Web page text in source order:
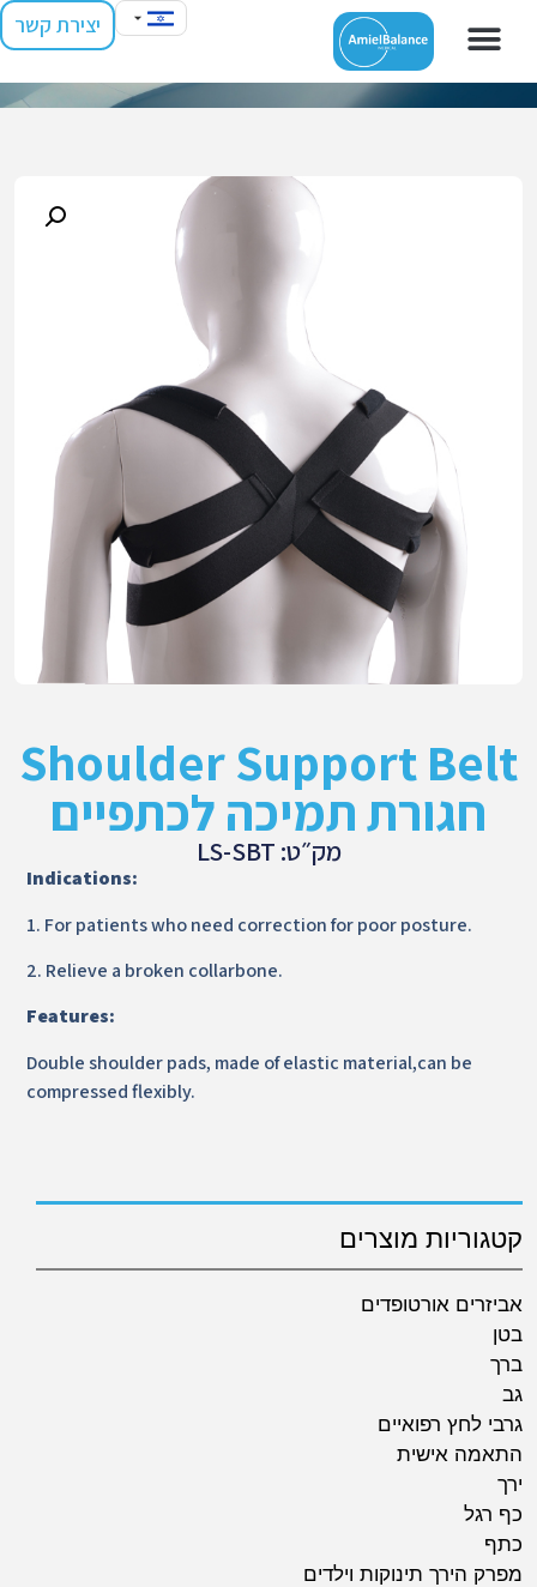
יצירת קשר
קטגוריות מוצרים
אביזרים אורטופדים
בטן
ברך
גב
גרבי לחץ רפואיים
התאמה אישית
ירך
כף רגל
כתף
מפרק הירך תינוקות וילדים
Shoulder Support Belt
חגורת תמיכה לכתפיים
מק״ט: LS-SBT
Indications:
1. For patients who need correction for poor posture.
2. Relieve a broken collarbone.
Features:
Double shoulder pads, made of elastic material,can be
compressed flexibly.